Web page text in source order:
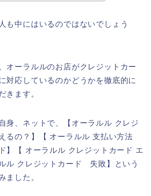
も中にはいるのではないでしょう
オーラルルのお店がクレジットカー
対応しているのかどうかを徹底的に
きます。
身、ネットで、【オーラルル クレジ
るの？】【 オーラルル 支払い方法
】【 オーラルル クレジットカード エ
ル クレジットカード 失敗】という
ました。